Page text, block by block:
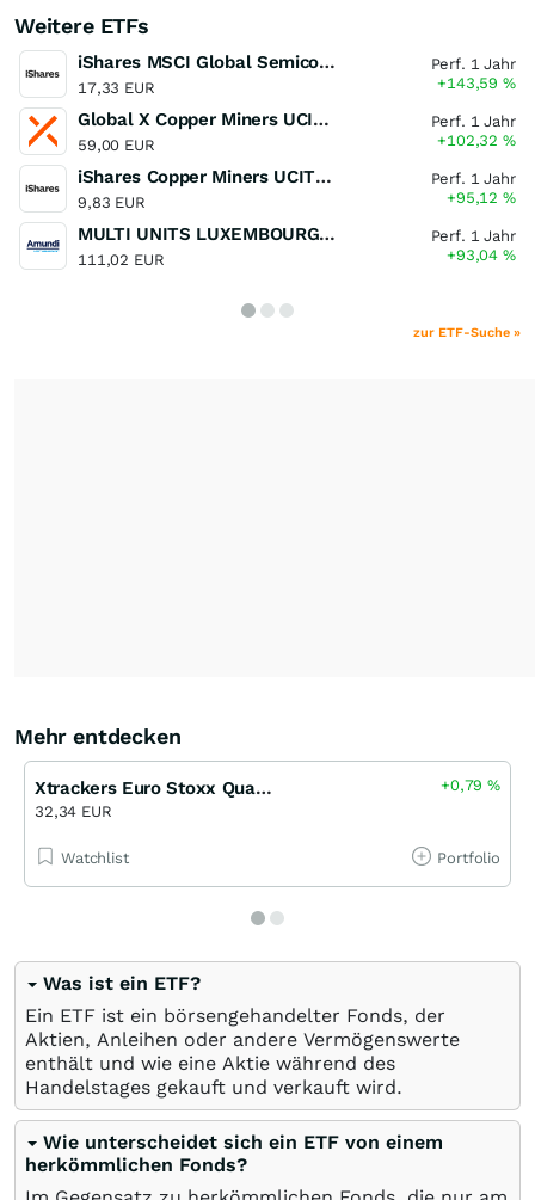
Weitere ETFs
iShares MSCI Global Semiconductors UCITS ETF USD (Acc)
17,33 EUR
Perf. 1 Jahr
+143,59%
Global X Copper Miners UCITS ETF USD Acc
59,00 EUR
Perf. 1 Jahr
+102,32%
iShares Copper Miners UCITS ETF
9,83 EUR
Perf. 1 Jahr
+95,12%
MULTI UNITS LUXEMBOURG - Lyxor MSCI Semiconductors ESG Filtered
111,02 EUR
Perf. 1 Jahr
+93,04%
zur ETF-Suche »
Mehr entdecken
Xtrackers Euro Stoxx Quality Dividend UCITS ETF
32,34 EUR
+0,79%
Watchlist Portfolio
Was ist ein ETF?
Ein ETF ist ein börsengehandelter Fonds, der
Aktien, Anleihen oder andere Vermögenswerte
enthält und wie eine Aktie während des
Handelstages gekauft und verkauft wird.
Wie unterscheidet sich ein ETF von einem
herkömmlichen Fonds?